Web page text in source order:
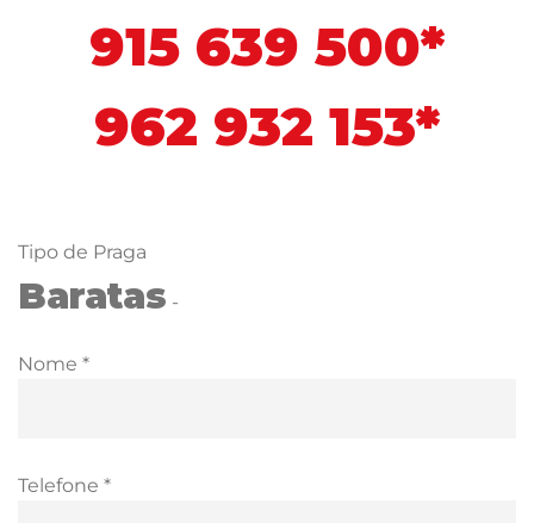
915 639 500*
962 932 153*
Tipo de Praga
Baratas -
Nome *
Telefone *